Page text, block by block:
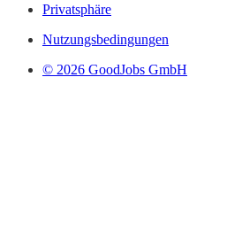
Privatsphäre
Nutzungsbedingungen
© 2026 GoodJobs GmbH